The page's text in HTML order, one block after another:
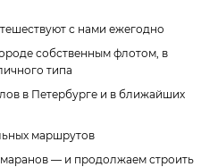
с нами ежегодно
собственным флотом, в
типа
в Петербурге и в ближайших
маршрутов
— и продолжаем строить